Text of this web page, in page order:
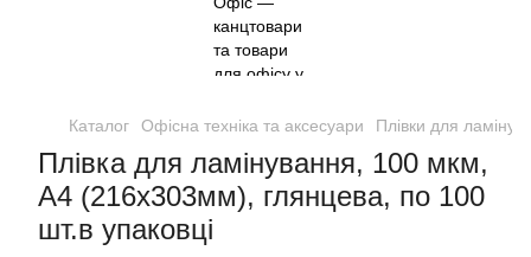
Каталог Офісна техніка та аксесуари Плівки для
Плівка для ламінування, 100 мкм,
A4 (216x303мм), глянцева, по 100
шт.в упаковці